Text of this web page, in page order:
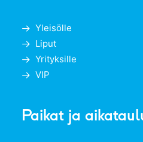
Yleisölle
Liput
Yrityksille
VIP
Paikat ja